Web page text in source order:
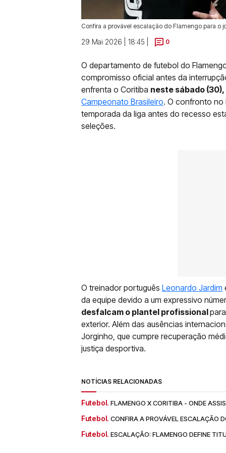
Confira a provável escalação do Flamengo para o
29 Mai 2026 | 18:45 | 0
O departamento de futebol do
compromisso oficial antes da
enfrenta o Coritiba neste sábado
Campeonato Brasileiro. O confronto no
temporada da liga antes do recesso
seleções.
O treinador português Leonardo Jardim
da equipe devido a um expressivo
desfalcam o plantel profissional
exterior. Além das ausências
Jorginho, que cumpre recuperação
justiça desportiva.
NOTÍCIAS RELACIONADAS
Futebol. FLAMENGO X CORITIBA - ONDE
Futebol. CONFIRA A PROVÁVEL ESCALAÇÃO
Futebol. ESCALAÇÃO: FLAMENGO DEFINE